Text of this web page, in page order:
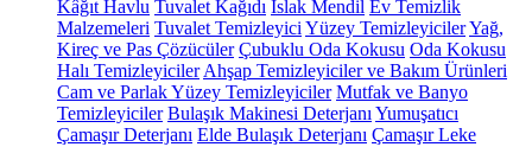
Kâğıt Havlu Tuvalet Kağıdı Islak Mendil Ev Temizlik
Malzemeleri Tuvalet Temizleyici Yüzey TemizleyicilerYağ,
Kireç ve Pas Çözücüler Çubuklu Oda Kokusu Oda Kokusu
Halı Temizleyiciler Ahşap Temizleyiciler ve Bakım Ürünleri
Cam ve Parlak Yüzey Temizleyiciler Mutfak ve Banyo
Temizleyiciler Bulaşık Makinesi Deterjanı Yumuşatıcı
Çamaşır Deterjanı Elde Bulaşık Deterjanı Çamaşır Leke